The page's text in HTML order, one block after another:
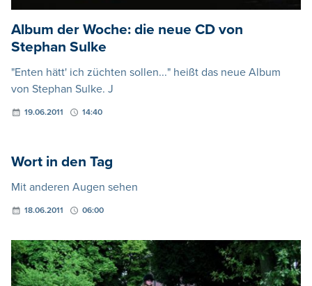
Album der Woche: die neue CD von
Stephan Sulke
"Enten hätt' ich züchten sollen..." heißt das neue Album
von Stephan Sulke. J
19.06.2011 14:40
Wort in den Tag
Mit anderen Augen sehen
18.06.2011 06:00